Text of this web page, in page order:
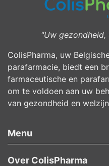
"Uw
ColisPharma, uw
parafarmacie, biedt een
farmaceutische en
om te voldoen aan uw
van gezondheid en
Menu
Over ColisPharma